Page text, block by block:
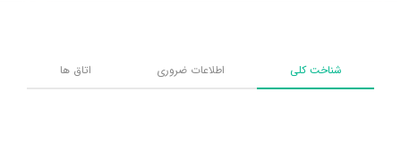
شناخت کلی اطلاعات ضروری اتاق ها